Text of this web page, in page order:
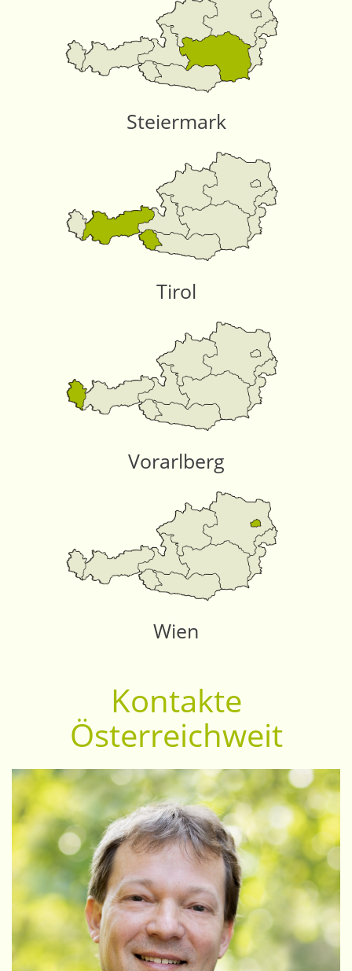
Steiermark
Tirol
Vorarlberg
Wien
Kontakte
Österreichweit